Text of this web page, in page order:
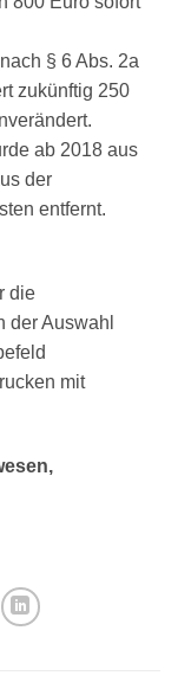
§ 6 Abs. 2a
zukünftig 250
ab 2018 aus
der
entfernt.
die
der Auswahl
mit